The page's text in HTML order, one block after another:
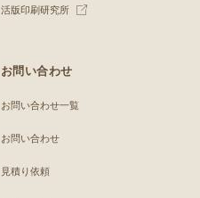
活版印刷研究所
お問い合わせ
お問い合わせ一覧
お問い合わせ
見積り依頼